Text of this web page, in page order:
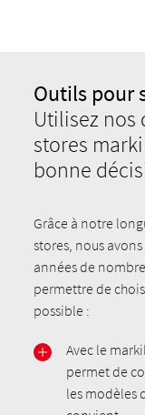
Outils pour
Utilisez
stores
bonne
Grâce à notre
stores, nous
années de
permettre de
possible :
Avec le
permet de
les modèles